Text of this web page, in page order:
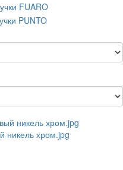
FUARO
PUNTO
никель хром.jpg